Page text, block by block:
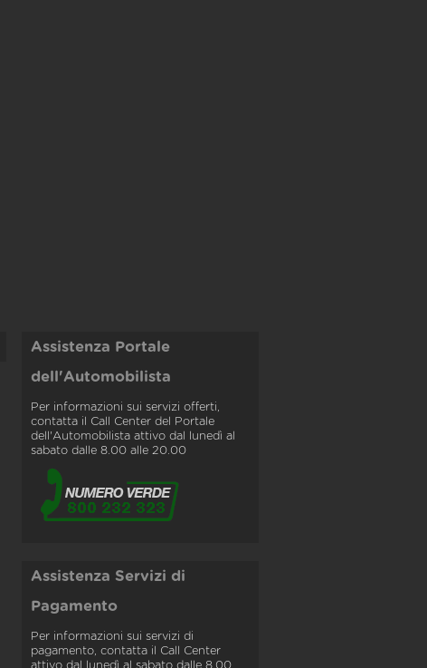
Assistenza Portale
dell'Automobilista
Per informazioni sui servizi offerti,
contatta il Call Center del Portale
dell'Automobilista attivo dal lunedì al
sabato dalle 8.00 alle 20.00
Assistenza Servizi di
Pagamento
Per informazioni sui servizi di
pagamento, contatta il Call Center